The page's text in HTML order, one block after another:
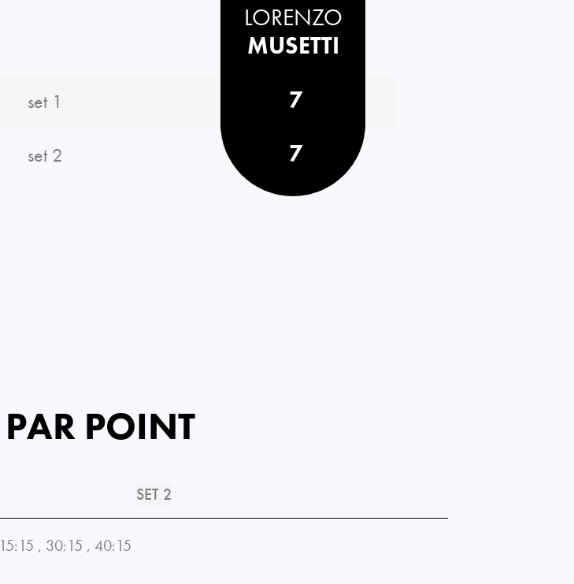
LORENZO
MUSETTI
set 1
7
set 2 7
PAR POINT
SET 2
15:15 , 30:15 , 40:15